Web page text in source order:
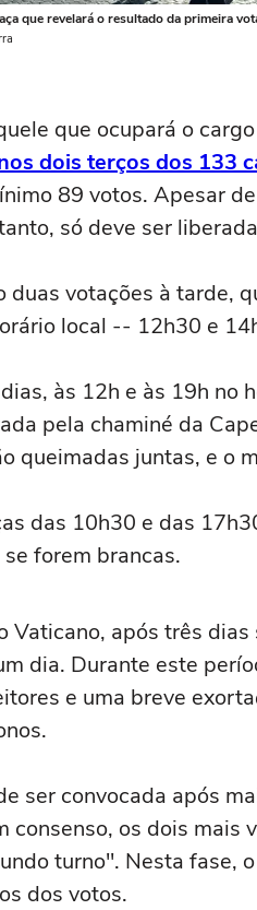
que revelará o resultado da primeira
que ocupará o
dois terços dos 133
89 votos. Apesar
só deve ser
duas votações à tarde,
local -- 12h30 e
às 12h e às 19h no
pela chaminé da
queimadas juntas, e o
das 10h30 e das
forem brancas.
Vaticano, após três
dia. Durante este
e uma breve
ser convocada após
consenso, os dois
turno". Nesta fase,
dos votos.